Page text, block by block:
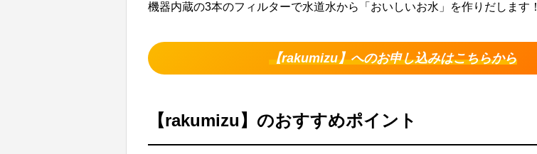
機器内蔵の3本のフィルターで水道水から「おいしいお水」を作りだします！
【rakumizu】へのお申し込みはこちらから
【rakumizu】のおすすめポイント